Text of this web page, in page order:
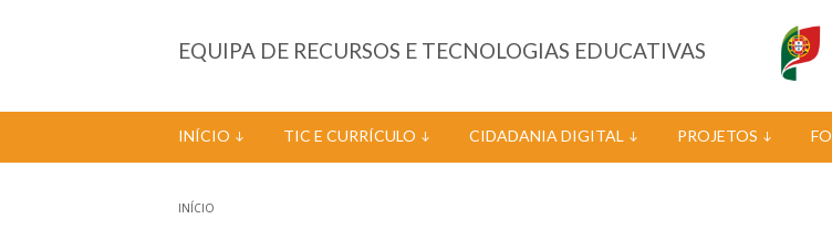
EQUIPA DE RECURSOS E TECNOLOGIAS EDUCATIVAS
INÍCIO TIC E CURRÍCULO CIDADANIA DIGITAL PROJETOS
INÍCIO